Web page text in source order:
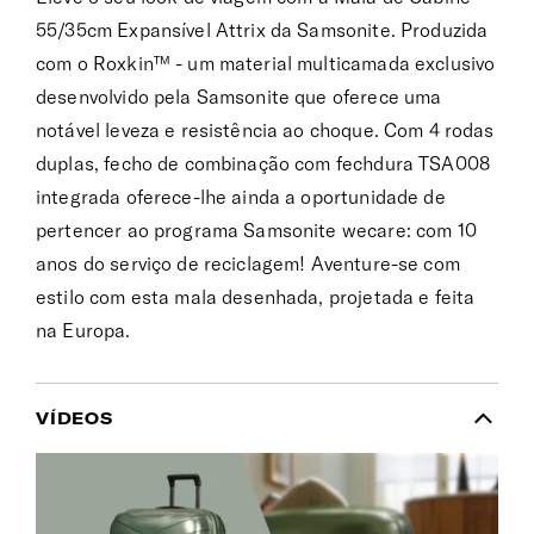
55/35cm Expansível Attrix da Samsonite. Produzida
com o Roxkin™ - um material multicamada exclusivo
desenvolvido pela Samsonite que oferece uma
notável leveza e resistência ao choque. Com 4 rodas
duplas, fecho de combinação com fechdura TSA008
integrada oferece-lhe ainda a oportunidade de
pertencer ao programa Samsonite wecare: com 10
anos do serviço de reciclagem! Aventure-se com
estilo com esta mala desenhada, projetada e feita
na Europa.
VÍDEOS